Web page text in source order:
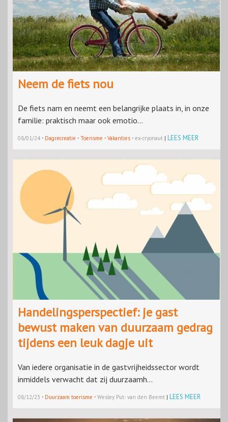
Neem de fiets nou
De fiets nam en neemt een belangrijke plaats in, in onze
familie: praktisch maar ook emotio...
08/01/24 · Dagrecreatie · Toerisme · Vakanties · ex-cryonaut | LEES MEER
Handelingsperspectief: je gast
bewust maken van duurzaam gedrag
tijdens een leuk dagje uit
Van iedere organisatie in de gastvrijheidssector wordt
inmiddels verwacht dat zij duurzaamh...
08/12/23 · Duurzaam toerisme · Wesley Put- van den Beemt | LEES MEER